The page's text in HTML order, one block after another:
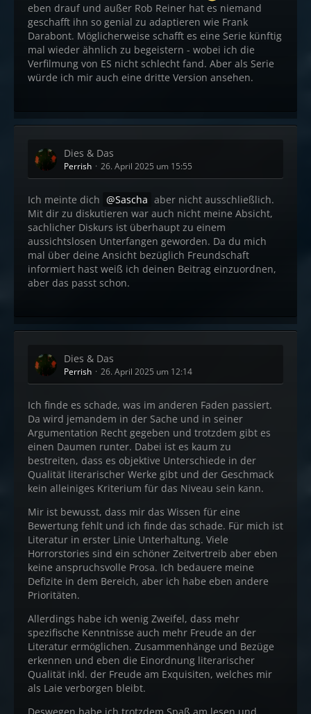
eben drauf und außer Rob Reiner hat es niemand
geschafft ihn so genial zu adaptieren wie Frank
Darabont. Möglicherweise schafft es eine Serie künftig
mal wieder ähnlich zu begeistern - wobei ich die
Verfilmung von ES nicht schlecht fand. Aber als Serie
würde ich mir auch eine dritte Version ansehen.
Dies & Das
Perrish 26. April 2025 um 15:55
Ich meinte dich Sascha aber nicht ausschließlich.
Mit dir zu diskutieren war auch nicht meine Absicht,
sachlicher Diskurs ist überhaupt zu einem
aussichtslosen Unterfangen geworden. Da du mich
mal über deine Ansicht bezüglich Freundschaft
informiert hast weiß ich deinen Beitrag einzuordnen,
aber das passt schon.
Dies & Das
Perrish 26. April 2025 um 12:14
Ich finde es schade, was im anderen Faden passiert.
Da wird jemandem in der Sache und in seiner
Argumentation Recht gegeben und trotzdem gibt es
einen Daumen runter. Dabei ist es kaum zu
bestreiten, dass es objektive Unterschiede in der
Qualität literarischer Werke gibt und der Geschmack
kein alleiniges Kriterium für das Niveau sein kann.
Mir ist bewusst, dass mir das Wissen für eine
Bewertung fehlt und ich finde das schade. Für mich ist
Literatur in erster Linie Unterhaltung. Viele
Horrorstories sind ein schöner Zeitvertreib aber eben
keine anspruchsvolle Prosa. Ich bedauere meine
Defizite in dem Bereich, aber ich habe eben andere
Prioritäten.
Allerdings habe ich wenig Zweifel, dass mehr
spezifische Kenntnisse auch mehr Freude an der
Literatur ermöglichen. Zusammenhänge und Bezüge
erkennen und eben die Einordnung literarischer
Qualität inkl. der Freude am Exquisiten, welches mir
als Laie verborgen bleibt.